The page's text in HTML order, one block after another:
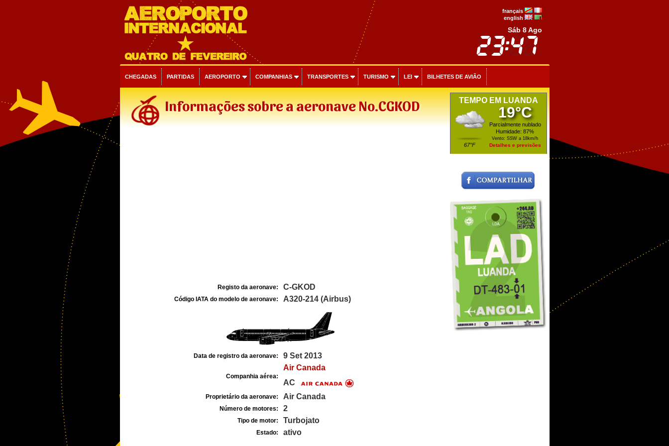
français
english
Sáb 8 Ago
CHEGADAS PARTIDAS AEROPORTO COMPANHIAS TRANSPORTES TURISMO LEI BILHETES DE AVIÃO
Informações sobre a aeronave No.CGKOD
Registo da aeronave: C-GKOD
Código IATA do modelo de aeronave: A320-214 (Airbus)
Data de registro da aeronave: 9 Set 2013
Companhia aérea:
Air Canada
AC
Proprietário da aeronave: Air Canada
Número de motores: 2
Tipo de motor: Turbojato
Estado: ativo
TEMPO EM LUANDA
67°F
19°C
Parcialmente nublado
Humidade: 87%
Vento: SSW a 18km/h
Detalhes e previsões